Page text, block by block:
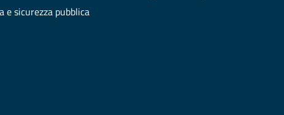
e sicurezza pubblica